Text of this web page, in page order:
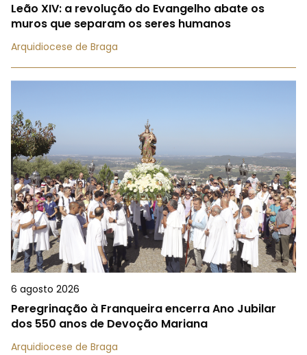
Leão XIV: a revolução do Evangelho abate os
muros que separam os seres humanos
Arquidiocese de Braga
6 agosto 2026
Peregrinação à Franqueira encerra Ano Jubilar
dos 550 anos de Devoção Mariana
Arquidiocese de Braga